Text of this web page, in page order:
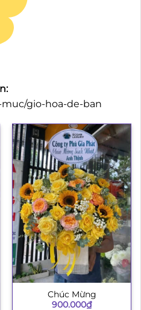
gio-hoa-de-ban
Chúc Mừng
900.000₫